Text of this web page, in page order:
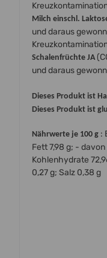
Milch einschl.
und daraus
Schalenfrüchte JA
und daraus
Dieses Produkt ist
Dieses Produkt ist
Nährwerte je 100 g :
Fett 7,98 g; -
Kohlenhydrate
0,27 g; Salz 0,38 g